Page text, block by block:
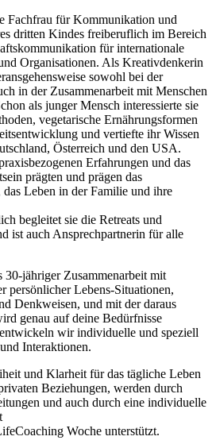
Fachfrau für Kommunikation und
dritten Kindes freiberuflich im Bereich
für internationale
Organisationen. Als Kreativdenkerin
sowohl bei der
in der Zusammenarbeit mit Menschen
als junger Mensch interessierte sie
vegetarische Ernährungsformen
und vertiefte ihr Wissen
Österreich und den USA.
Erfahrungen und das
prägten und prägen das
Leben in der Familie und ihre
begleitet sie die Retreats und
ist auch Ansprechpartnerin für alle
30-jähriger Zusammenarbeit mit
persönlicher Lebens-Situationen,
Denkweisen, und mit der daraus
genau auf deine Bedürfnisse
wir individuelle und speziell
Interaktionen.
und Klarheit für das tägliche Leben
Beziehungen, werden durch
und auch durch eine individuelle
Woche unterstützt.